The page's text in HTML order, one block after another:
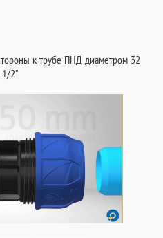
к трубе ПНД диаметром 32
1/2"